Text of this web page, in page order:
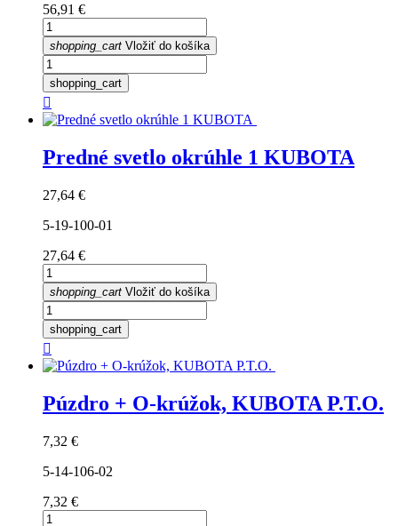
Cena
56,91 €
shopping_cart Vložiť do košíka
shopping_cart

Predné svetlo okrúhle 1 KUBOTA
Cena
27,64 €
5-19-100-01
Cena
27,64 €
shopping_cart Vložiť do košíka
shopping_cart

Púzdro + O-krúžok, KUBOTA P.T.O.
Cena
7,32 €
5-14-106-02
Cena
7,32 €